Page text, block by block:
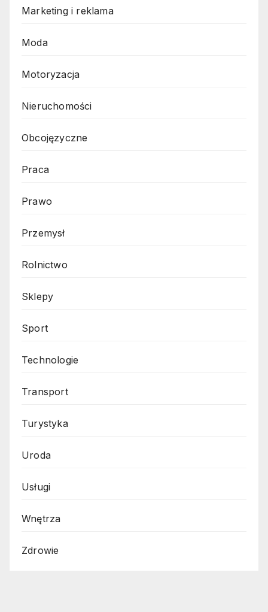
Marketing i reklama
Moda
Motoryzacja
Nieruchomości
Obcojęzyczne
Praca
Prawo
Przemysł
Rolnictwo
Sklepy
Sport
Technologie
Transport
Turystyka
Uroda
Usługi
Wnętrza
Zdrowie